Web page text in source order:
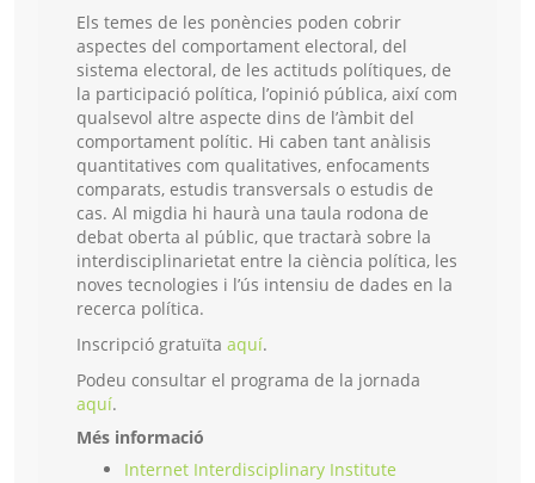
Els temes de les ponències poden cobrir
aspectes del comportament electoral, del
sistema electoral, de les actituds polítiques, de
la participació política, l’opinió pública, així com
qualsevol altre aspecte dins de l’àmbit del
comportament polític. Hi caben tant anàlisis
quantitatives com qualitatives, enfocaments
comparats, estudis transversals o estudis de
cas. Al migdia hi haurà una taula rodona de
debat oberta al públic, que tractarà sobre la
interdisciplinarietat entre la ciència política, les
noves tecnologies i l’ús intensiu de dades en la
recerca política.
Inscripció gratuïta aquí.
Podeu consultar el programa de la jornada
aquí.
Més informació
Internet Interdisciplinary Institute